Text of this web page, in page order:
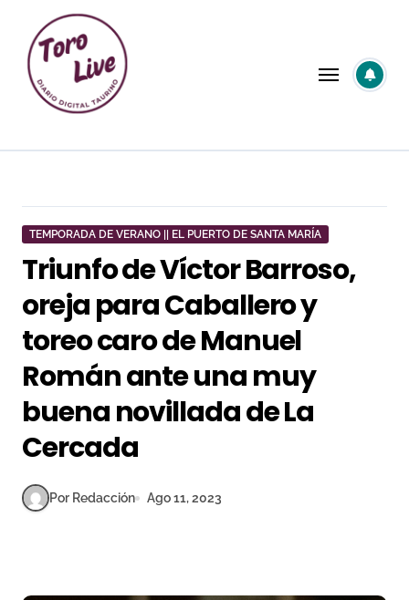
contenido
TEMPORADA DE VERANO || EL PUERTO DE SANTA MARÍA
Triunfo de Víctor Barroso,
oreja para Caballero y
toreo caro de Manuel
Román ante una muy
buena novillada de La
Cercada
Por Redacción Ago 11, 2023